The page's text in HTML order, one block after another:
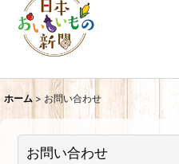
ホーム > お問い合わせ
お問い合わせ